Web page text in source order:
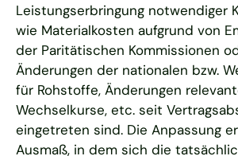
Leistungserbringung notwendiger
wie Materialkosten aufgrund von
der Paritätischen Kommissionen
Änderungen der nationalen bzw.
für Rohstoffe, Änderungen
Wechselkurse, etc. seit
eingetreten sind. Die Anpassung
Ausmaß, in dem sich die